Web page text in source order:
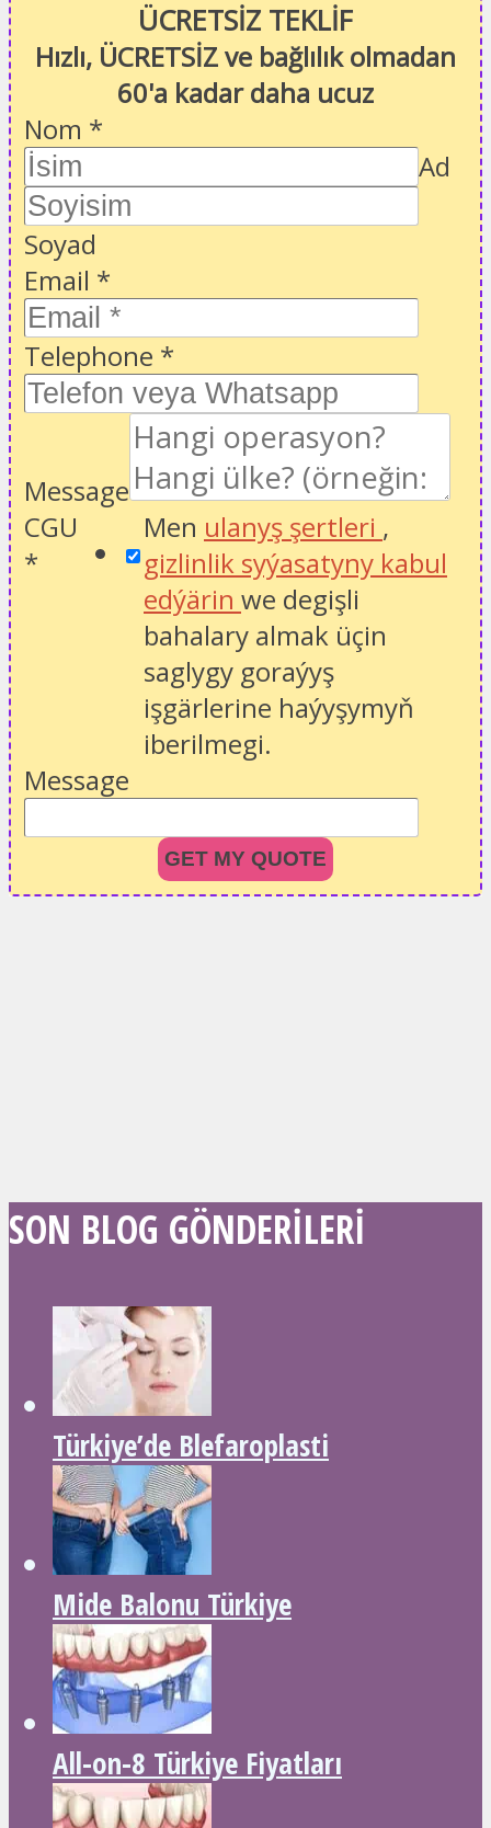
ÜCRETSİZ TEKLİF
Hızlı, ÜCRETSİZ ve bağlılık olmadan
60'a kadar daha ucuz
Nom *
Ad
Soyad
Email *
Telephone *
Message
CGU
*
Men ulanyş şertleri ,
gizlinlik syýasatyny kabul
edýärin we degişli
bahalary almak üçin
saglygy goraýyş
işgärlerine haýyşymyň
iberilmegi.
Message
GET MY QUOTE
SON BLOG GÖNDERILERI
Türkiye’de Blefaroplasti
Mide Balonu Türkiye
All-on-8 Türkiye Fiyatları